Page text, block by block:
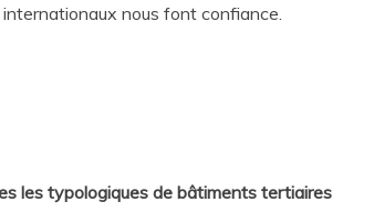
nous font confiance.
les typologiques de bâtiments tertiaires